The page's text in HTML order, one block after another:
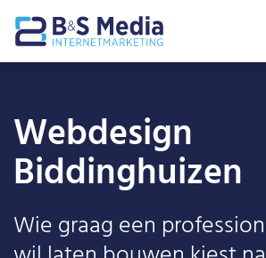
Webdesign
Biddinghuizen
Wie graag een